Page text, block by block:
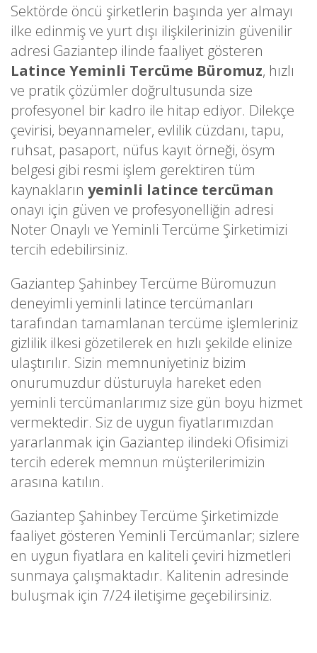
Sektörde öncü şirketlerin başında yer almayı
ilke edinmiş ve yurt dışı ilişkilerinizin güvenilir
adresi Gaziantep ilinde faaliyet gösteren
Latince Yeminli Tercüme Büromuz, hızlı
ve pratik çözümler doğrultusunda size
profesyonel bir kadro ile hitap ediyor. Dilekçe
çevirisi, beyannameler, evlilik cüzdanı, tapu,
ruhsat, pasaport, nüfus kayıt örneği, ösym
belgesi gibi resmi işlem gerektiren tüm
kaynakların yeminli latince tercüman
onayı için güven ve profesyonelliğin adresi
Noter Onaylı ve Yeminli Tercüme Şirketimizi
tercih edebilirsiniz.
Gaziantep Şahinbey Tercüme Büromuzun
deneyimli yeminli latince tercümanları
tarafından tamamlanan tercüme işlemleriniz
gizlilik ilkesi gözetilerek en hızlı şekilde elinize
ulaştırılır. Sizin memnuniyetiniz bizim
onurumuzdur düsturuyla hareket eden
yeminli tercümanlarımız size gün boyu hizmet
vermektedir. Siz de uygun fiyatlarımızdan
yararlanmak için Gaziantep ilindeki Ofisimizi
tercih ederek memnun müşterilerimizin
arasına katılın.
Gaziantep Şahinbey Tercüme Şirketimizde
faaliyet gösteren Yeminli Tercümanlar; sizlere
en uygun fiyatlara en kaliteli çeviri hizmetleri
sunmaya çalışmaktadır. Kalitenin adresinde
buluşmak için 7/24 iletişime geçebilirsiniz.